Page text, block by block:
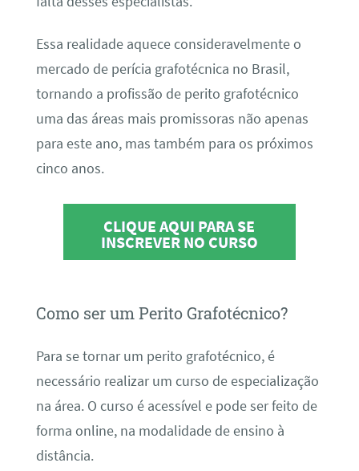
Essa realidade aquece consideravelmente o
mercado de perícia grafotécnica no Brasil,
tornando a profissão de perito grafotécnico
uma das áreas mais promissoras não apenas
para este ano, mas também para os próximos
cinco anos.
CLIQUE AQUI PARA SE
INSCREVER NO CURSO
Como ser um Perito Grafotécnico?
Para se tornar um perito grafotécnico, é
necessário realizar um curso de especialização
na área. O curso é acessível e pode ser feito de
forma online, na modalidade de ensino à
distância.